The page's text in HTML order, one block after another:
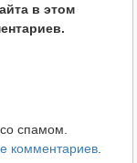
в этом
спамом.
комментариев.